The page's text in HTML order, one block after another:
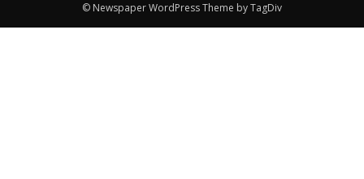
© Newspaper WordPress Theme by TagDiv